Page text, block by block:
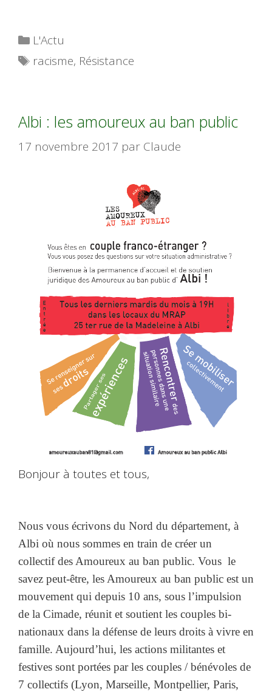
Catégories
L'Actu
Étiquettes
racisme, Résistance
Albi : les amoureux au ban public
17 novembre 2017 par Claude
Bonjour à toutes et tous,
Nous vous écrivons du Nord du département, à
Albi où nous sommes en train de créer un
collectif des Amoureux au ban public. Vous le
savez peut-être, les Amoureux au ban public est un
mouvement qui depuis 10 ans, sous l’impulsion
de la Cimade, réunit et soutient les couples bi-
nationaux dans la défense de leurs droits à vivre en
famille. Aujourd’hui, les actions militantes et
festives sont portées par les couples / bénévoles de
7 collectifs (Lyon, Marseille, Montpellier, Paris,